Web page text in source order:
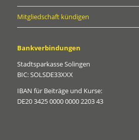
Mitgliedschaft kündigen
Bankverbindungen
Stadtsparkasse Solingen
BIC: SOLSDE33XXX
IBAN für Beiträge und Kurse:
DE20 3425 0000 0000 2203 43